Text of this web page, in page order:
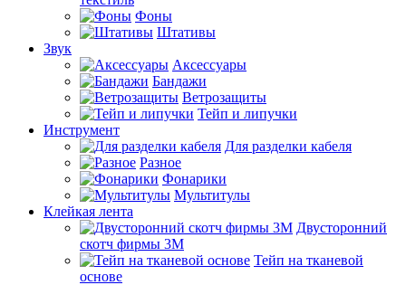
Фоны
Штативы
Звук
Аксессуары
Бандажи
Ветрозащиты
Тейп и липучки
Инструмент
Для разделки кабеля
Разное
Фонарики
Мультитулы
Клейкая лента
Двусторонний
скотч фирмы 3M
Тейп на тканевой
основе